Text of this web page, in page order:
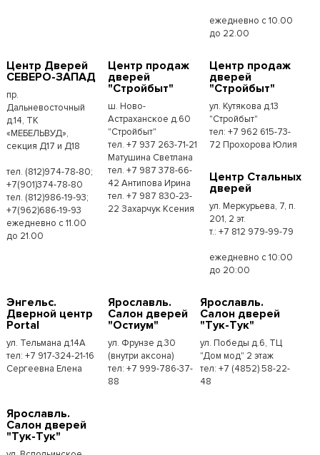
ежедневно с 10.00
до 22.00
Центр Дверей
СЕВЕРО-ЗАПАД
пр.
Дальневосточный
д.14, ТК
«МЕБЕЛЬВУД»,
секция Д17 и Д18
тел. (812)974-78-80;
+7(901)374-78-80
тел. (812)986-19-93;
+7(962)686-19-93
ежедневно с 11.00
до 21.00
Центр продаж
дверей
"Стройбыт"
ш. Ново-
Астраханское д.60
"Стройбыт"
тел. +7 937 263-71-21
Матушина Светлана
тел. +7 987 378-66-
42 Антипова Ирина
тел. +7 987 830-23-
22 Захарчук Ксения
Центр продаж
дверей
"Стройбыт"
ул. Кутякова д.13
"Стройбыт"
тел: +7 962 615-73-
72 Прохорова Юлия
Центр Стальных
дверей
ул. Меркурьева, 7, п.
201, 2 эт.
т.: +7 812 979-99-79
ежедневно с 10:00
до 20:00
Энгельс.
Дверной центр
Portal
ул. Тельмана д.14А
тел: +7 917-324-21-16
Сергеевна Елена
Ярославль.
Салон дверей
"Остиум"
ул. Фрунзе д.30
(внутри аксона)
тел: +7 999-786-37-
88
Ярославль.
Салон дверей
"Тук-Тук"
ул. Победы д.6, ТЦ
"Дом мод" 2 этаж
тел: +7 (4852) 58-22-
48
Ярославль.
Салон дверей
"Тук-Тук"